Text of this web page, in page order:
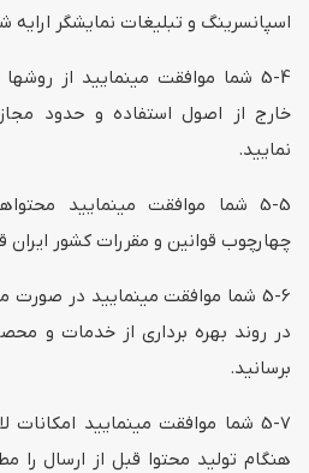
اسپانسرینگ و تبلیغات نمایشگر ارایه شده
5-4 شما موافقت مینمایید از
خارج از اصول استفاده و حدود مجاز
نمایید.
5-5 شما موافقت مینمایید
چهارچوب قوانین و مقررات کشور ایران
5-6 شما موافقت مینمایید در
برسانید.
5-7 شما موافقت مینمایید
هنگام تولید محتوا قبل از ارسال را